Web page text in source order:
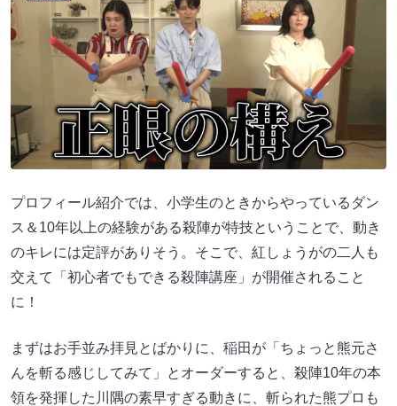
プロフィール紹介では、小学生のときからやっているダン
ス＆10年以上の経験がある殺陣が特技ということで、動き
のキレには定評がありそう。そこで、紅しょうがの二人も
交えて「初心者でもできる殺陣講座」が開催されること
に！
まずはお手並み拝見とばかりに、稲田が「ちょっと熊元さ
んを斬る感じしてみて」とオーダーすると、殺陣10年の本
領を発揮した川隅の素早すぎる動きに、斬られた熊プロも